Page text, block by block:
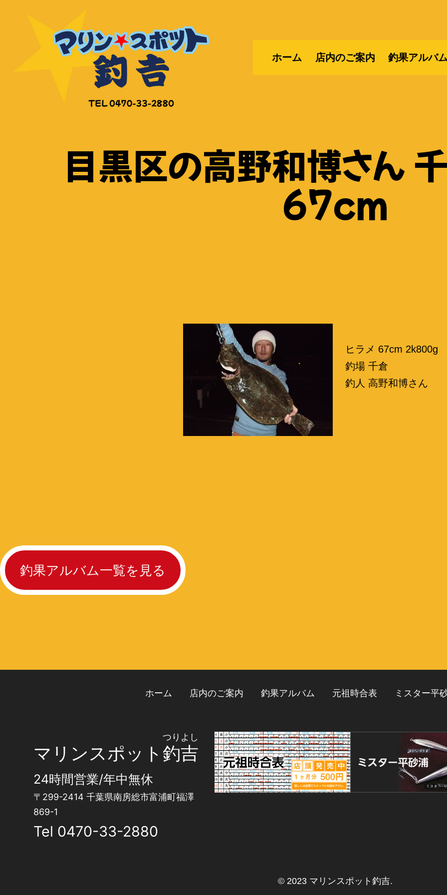
ホーム 店内のご案内 釣果アルバ
目黒区の高野和博さん
67cm
ヒラメ 67cm 2k800g
釣場 千倉
釣人 高野和博さん
釣果アルバム一覧を見る
ホーム 店内のご案内 釣果アルバム 元祖時合表 ミスター平
マリンスポット釣吉
つりよし
24時間営業/年中無休
〒299-2414 千葉県南房総市富浦町福澤
869-1
Tel 0470-33-2880
© 2023 マリンスポット釣吉.